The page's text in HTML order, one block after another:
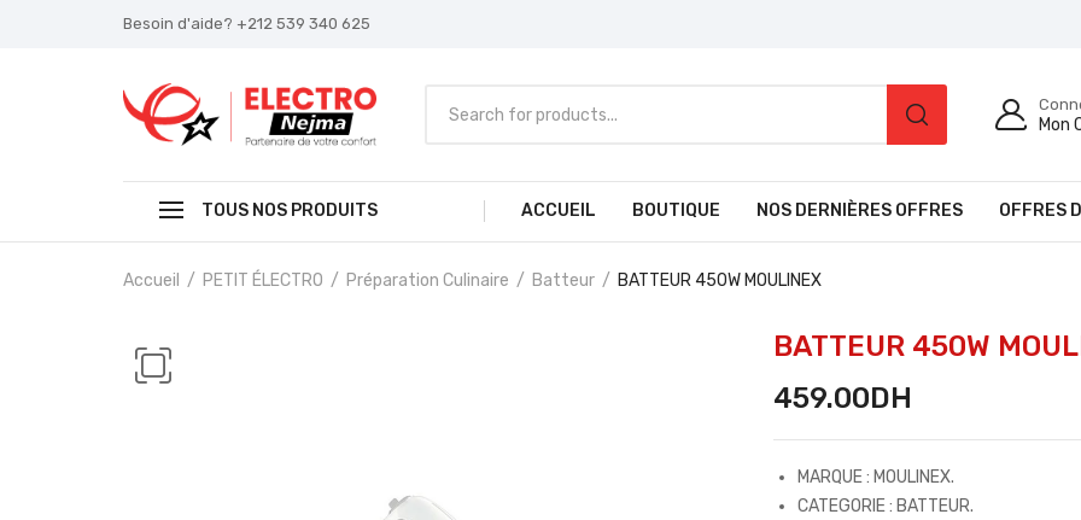
Besoin d'aide? +212 539 340 625
Mon
TOUS NOS PRODUITS ACCUEIL BOUTIQUE NOS DERNIÈRES OFFRES OFFRES
Accueil PETIT ÉLECTRO Préparation Culinaire Batteur BATTEUR 450W MOULINEX
BATTEUR 450W
459.00DH
MARQUE : MOULINEX.
CATEGORIE : BATTEUR.